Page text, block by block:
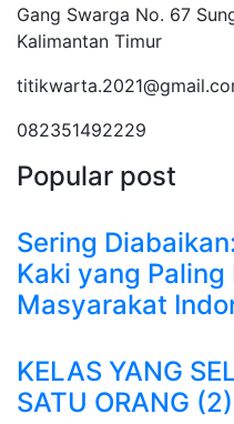
Gang Swarga No. 67
Kalimantan Timur
082351492229
Popular post
Sering
Kaki yang
Masyarakat
KELAS YANG
SATU ORANG